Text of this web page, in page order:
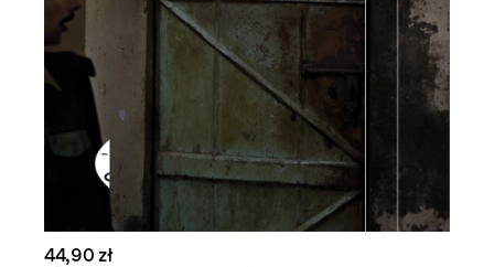
44,90 zł